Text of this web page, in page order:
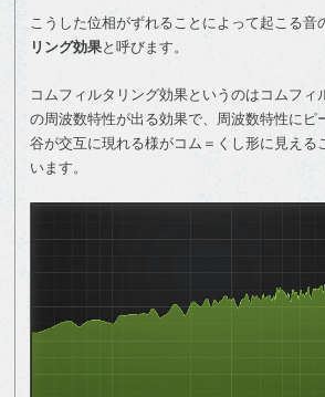
こうした位相がずれることによって起こる音
リング効果と呼びます。
コムフィルタリング効果というのはコムフィ
の周波数特性が出る効果で、周波数特性にピ
谷が交互に現れる様がコム＝くし形に見える
います。